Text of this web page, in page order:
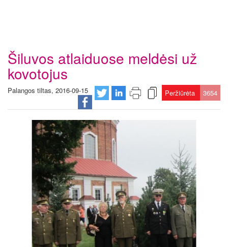
Šiluvos atlaiduose meldėsi už
kovotojus
Palangos tiltas, 2016-09-15 Peržiūrėta 3654